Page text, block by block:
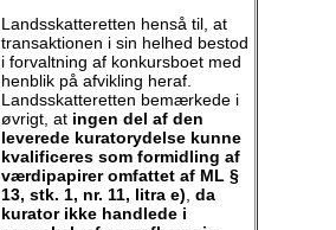
Landsskatteretten henså til, at
transaktionen i sin helhed bestod
i forvaltning af konkursboet med
henblik på afvikling heraf.
Landsskatteretten bemærkede i
øvrigt, at ingen del af den
leverede kuratorydelse kunne
kvalificeres som formidling af
værdipapirer omfattet af ML §
13, stk. 1, nr. 11, litra e), da
kurator ikke handlede i